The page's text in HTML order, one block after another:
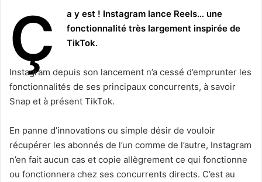
Ç
a y est ! Instagram lance Reels… une
fonctionnalité très largement inspirée de
TikTok.
Instagram depuis son lancement n’a cessé d’emprunter les
fonctionnalités de ses principaux concurrents, à savoir
Snap et à présent TikTok.
En panne d’innovations ou simple désir de vouloir
récupérer les abonnés de l’un comme de l’autre, Instagram
n’en fait aucun cas et copie allègrement ce qui fonctionne
ou fonctionnera chez ses concurrents directs. C’est au